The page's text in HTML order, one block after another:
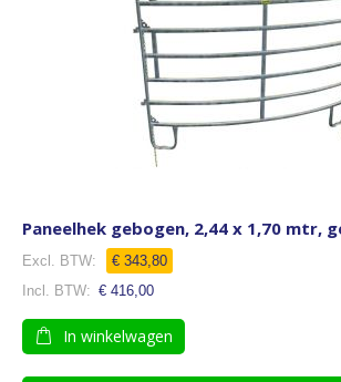
Paneelhek gebogen, 2,44 x 1,70 mtr,
€ 343,80
€ 416,00
In winkelwagen